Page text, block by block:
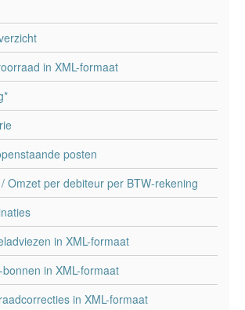
in XML-formaat
posten
Omzet per debiteur per BTW-rekening
in XML-formaat
in XML-formaat
in XML-formaat